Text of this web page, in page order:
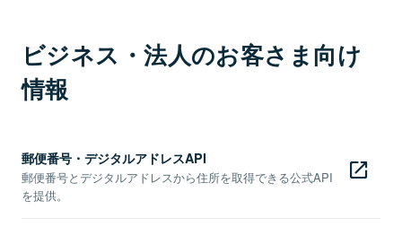
ビジネス・法人のお客さま向け
情報
郵便番号・デジタルアドレスAPI
郵便番号とデジタルアドレスから住所を取得できる公式API
を提供。